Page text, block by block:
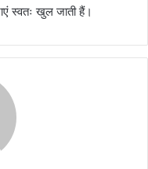
स्वतः खुल जाती हैं।